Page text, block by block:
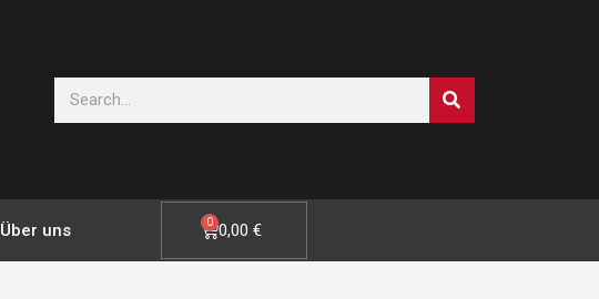
Suche
SUCHE
Über uns 0,00€
0 WARENKORB